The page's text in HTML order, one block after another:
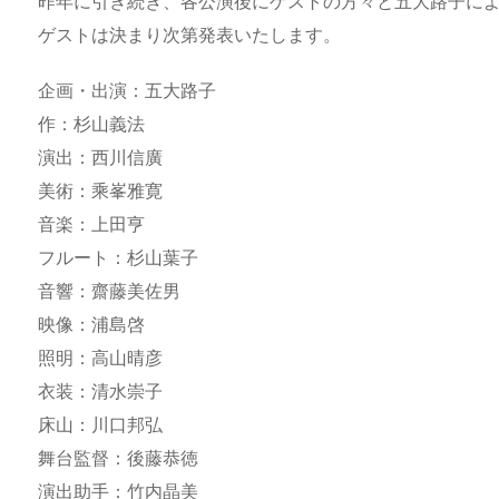
ゲストは決まり次第発表いたします。
企画・出演：五大路子
作：杉山義法
演出：西川信廣
美術：乘峯雅寛
音楽：上田亨
フルート：杉山葉子
音響：齋藤美佐男
映像：浦島啓
照明：高山晴彦
衣装：清水崇子
床山：川口邦弘
舞台監督：後藤恭徳
演出助手：竹内晶美